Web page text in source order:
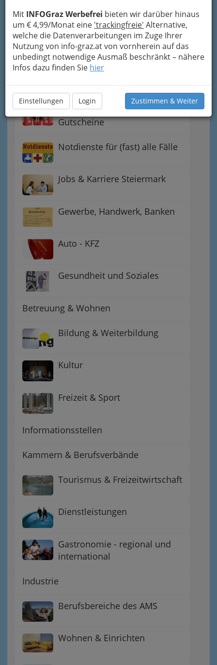
Mit INFOGraz Werbefrei bieten wir darüber hinaus
um € 4,99/Monat eine 'trackingfreie' Alternative,
welche die Datenverarbeitungen im Zuge Ihrer
Nutzung von info-graz.at von vornherein auf das
unbedingt notwendige Ausmaß beschränkt – nähere
Infos dazu finden Sie hier
Einstellungen Login Zustimmen & Weiter
Die wichtigsten Kategorien
Einkaufen & Schenken - der
Handel
Gutschein-Welt: von myToys
bis H&M, C&A u.v.m.
Gewinnspiele - Lokale
Gutscheine
Notdienste für (fast) alle Fälle
Jobs & Karriere Steiermark
Gewerbe, Handwerk, Banken
Auto - KFZ
Gesundheit und Soziales
Betreuung & Wohnen
Bildung & Weiterbildung
Kultur
Freizeit & Sport
Informationsstellen
Kammern & Berufsverbände
Tourismus & Freizeitwirtschaft
Dienstleistungen
Gastronomie - regional und
international
Industrie
Berufsbereiche des AMS
Wohnen & Einrichten